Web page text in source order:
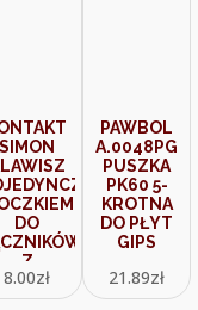
SIMON
DO
PRZYCISKÓW
Z
8.00zł
PAWBOL
A.0048PG
PUSZKA
PK60 5-
KROTNA
DO PŁYT
GIPS
21.89zł